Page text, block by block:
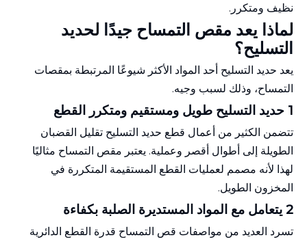
نظيف ومتكرر.
لماذا يعد مقص التمساح جيدًا لحديد
التسليح؟
يعد حديد التسليح أحد المواد الأكثر شيوعًا المرتبطة بمقصات
التمساح، وذلك لسبب وجيه.
1 حديد التسليح طويل ومستقيم ومتكرر القطع
تتضمن الكثير من أعمال قطع حديد التسليح تقليل القضبان
الطويلة إلى أطوال أقصر وعملية. يعتبر مقص التمساح مثاليًا
لهذا لأنه مصمم لعمليات القطع المستقيمة المتكررة في
المخزون الطويل.
2 يتعامل مع المواد المستديرة الصلبة بكفاءة
تسرد العديد من مواصفات قص التمساح قدرة القطع الدائرية